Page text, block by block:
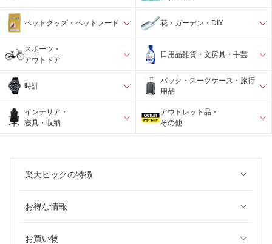
ペットグッズ・ペットフード 花・ガーデン・DIY
スポーツ・
アウトドア
日用品雑貨・文房具・手芸
時計
バック・スーツケース・旅行
用品
インテリア・
寝具・収納
アウトレット品・
その他
楽天ビックの特徴
お得な情報
お買い物